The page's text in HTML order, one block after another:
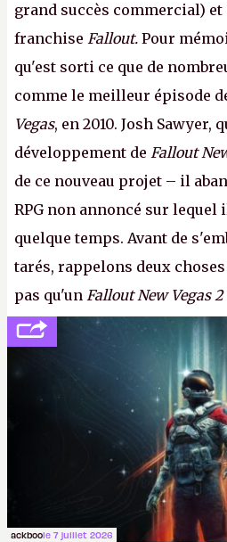
grand succès commercial) et
franchise Fallout. Pour
qu'est sorti ce que de
comme le meilleur épisode
Vegas, en 2010. Josh Sawyer,
développement de Fallout
de ce nouveau projet – il
RPG non annoncé sur
quelque temps. Avant de
tarés, rappelons deux
pas qu'un Fallout New Vegas 2
développement (pour ce que
peut-être sur
Fallout Football
Lapins Crétins) et l'Obsidian
le même studio qu'il y a 15
peut commencer à
ackboole 7 juillet 2026